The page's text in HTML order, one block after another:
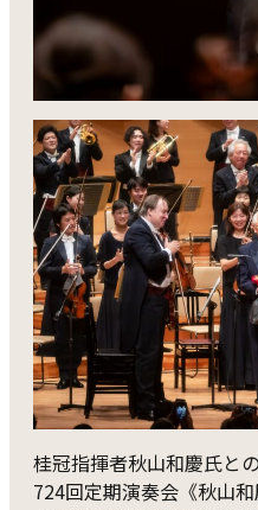
桂冠指揮者秋山和慶氏と
724回定期演奏会《秋山